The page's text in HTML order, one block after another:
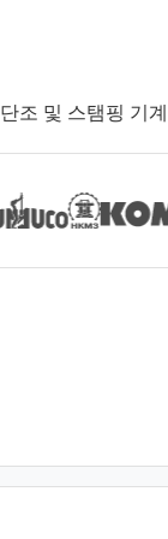
단조 및 스탬핑 기계